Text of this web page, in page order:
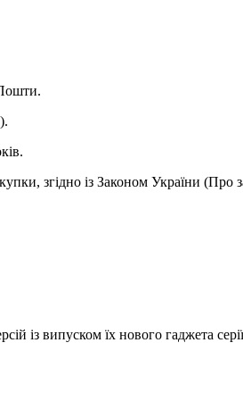
згідно із Законом України (Про
із випуском їх нового гаджета